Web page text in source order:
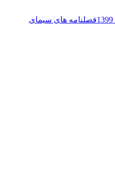
فصلنامه های سیمای